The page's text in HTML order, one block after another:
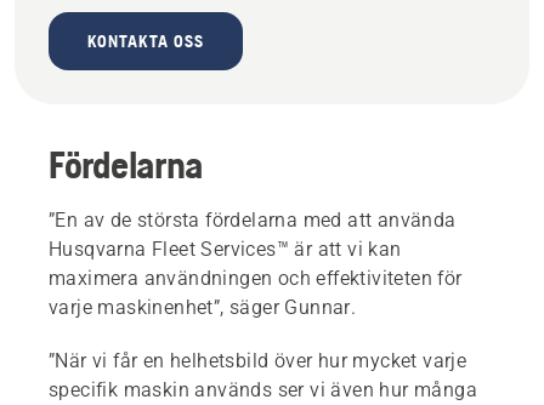
KONTAKTA OSS
Fördelarna
”En av de största fördelarna med att använda
Husqvarna Fleet Services™ är att vi kan
maximera användningen och effektiviteten för
varje maskinenhet”, säger Gunnar.
”När vi får en helhetsbild över hur mycket varje
specifik maskin används ser vi även hur många